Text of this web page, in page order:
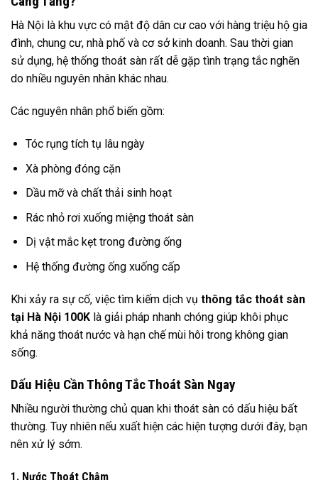
Hà Nội là khu vực có mật độ dân cư cao với hàng triệu hộ gia
đình, chung cư, nhà phố và cơ sở kinh doanh. Sau thời gian
sử dụng, hệ thống thoát sàn rất dễ gặp tình trạng tắc nghẽn
do nhiều nguyên nhân khác nhau.
Các nguyên nhân phổ biến gồm:
Tóc rụng tích tụ lâu ngày
Xà phòng đóng cặn
Dầu mỡ và chất thải sinh hoạt
Rác nhỏ rơi xuống miệng thoát sàn
Dị vật mắc kẹt trong đường ống
Hệ thống đường ống xuống cấp
Khi xảy ra sự cố, việc tìm kiếm dịch vụ thông tắc thoát sàn
tại Hà Nội 100K là giải pháp nhanh chóng giúp khôi phục
khả năng thoát nước và hạn chế mùi hôi trong không gian
sống.
Dấu Hiệu Cần Thông Tắc Thoát Sàn Ngay
Nhiều người thường chủ quan khi thoát sàn có dấu hiệu bất
thường. Tuy nhiên nếu xuất hiện các hiện tượng dưới đây, bạn
nên xử lý sớm.
1. Nước Thoát Chậm